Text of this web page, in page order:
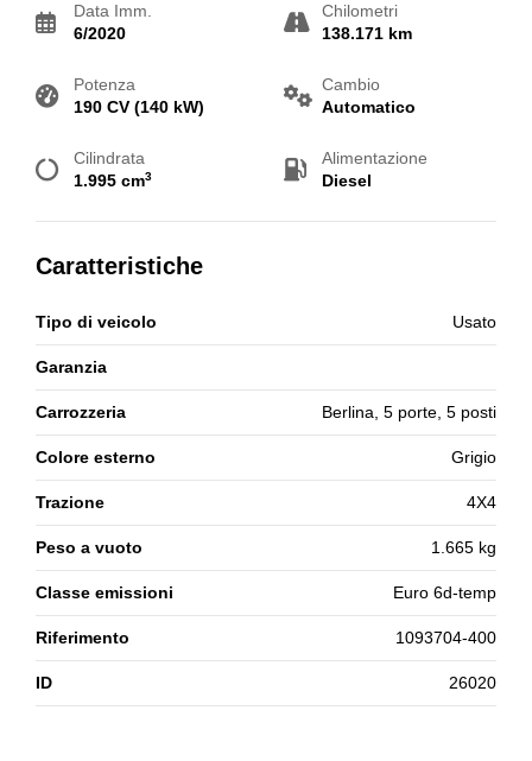
Data Imm.
6/2020
Chilometri
138.171 km
Potenza
190 CV (140 kW)
Cambio
Automatico
Cilindrata
1.995 cm3
Alimentazione
Diesel
Caratteristiche
Tipo di veicolo Usato
Garanzia
Carrozzeria Berlina, 5 porte, 5 posti
Colore esterno Grigio
Trazione 4X4
Peso a vuoto 1.665 kg
Classe emissioni Euro 6d-temp
Riferimento 1093704-400
ID 26020